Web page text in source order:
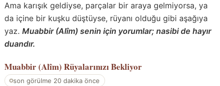
Ama karışık geldiyse, parçalar bir araya gelmiyorsa, ya
da içine bir kuşku düştüyse, rüyanı olduğu gibi aşağıya
yaz. Muabbir (Alîm) senin için yorumlar; nasibi de hayır
duandır.
Muabbir (Alîm) Rüyalarınızı Bekliyor
son görülme 20 dakika önce